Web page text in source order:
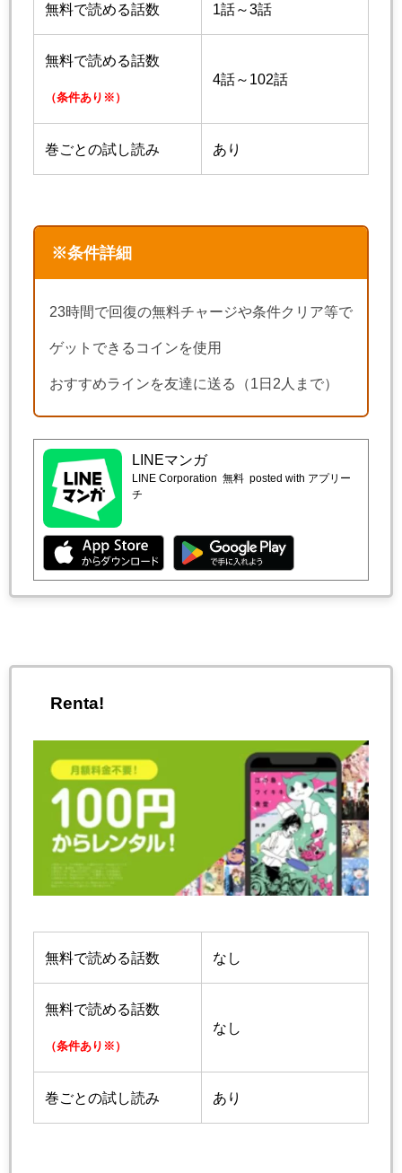
無料で読める話数 1話～3話
無料で読める話数
（条件あり※）
4話～102話
巻ごとの試し読み あり
※条件詳細
23時間で回復の無料チャージや条件クリア等で
ゲットできるコインを使用
おすすめラインを友達に送る（1日2人まで）
LINEマンガ
LINE Corporation 無料 posted with アプリー
チ
Renta!
無料で読める話数 なし
無料で読める話数
（条件あり※）
なし
巻ごとの試し読み あり